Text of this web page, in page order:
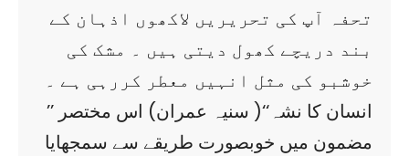
تحفہ آپ کی تحریریں لاکھوں اذہان کے
بند دریچے کھول دیتی ہیں ۔ مشک کی
خوشبو کی مثل انہیں معطر کررہی ہے ۔
’’ انسان کا نشہ‘‘( سنیہ عمران) اس مختصر
مضمون میں خوبصورت طریقے سے سمجھایا